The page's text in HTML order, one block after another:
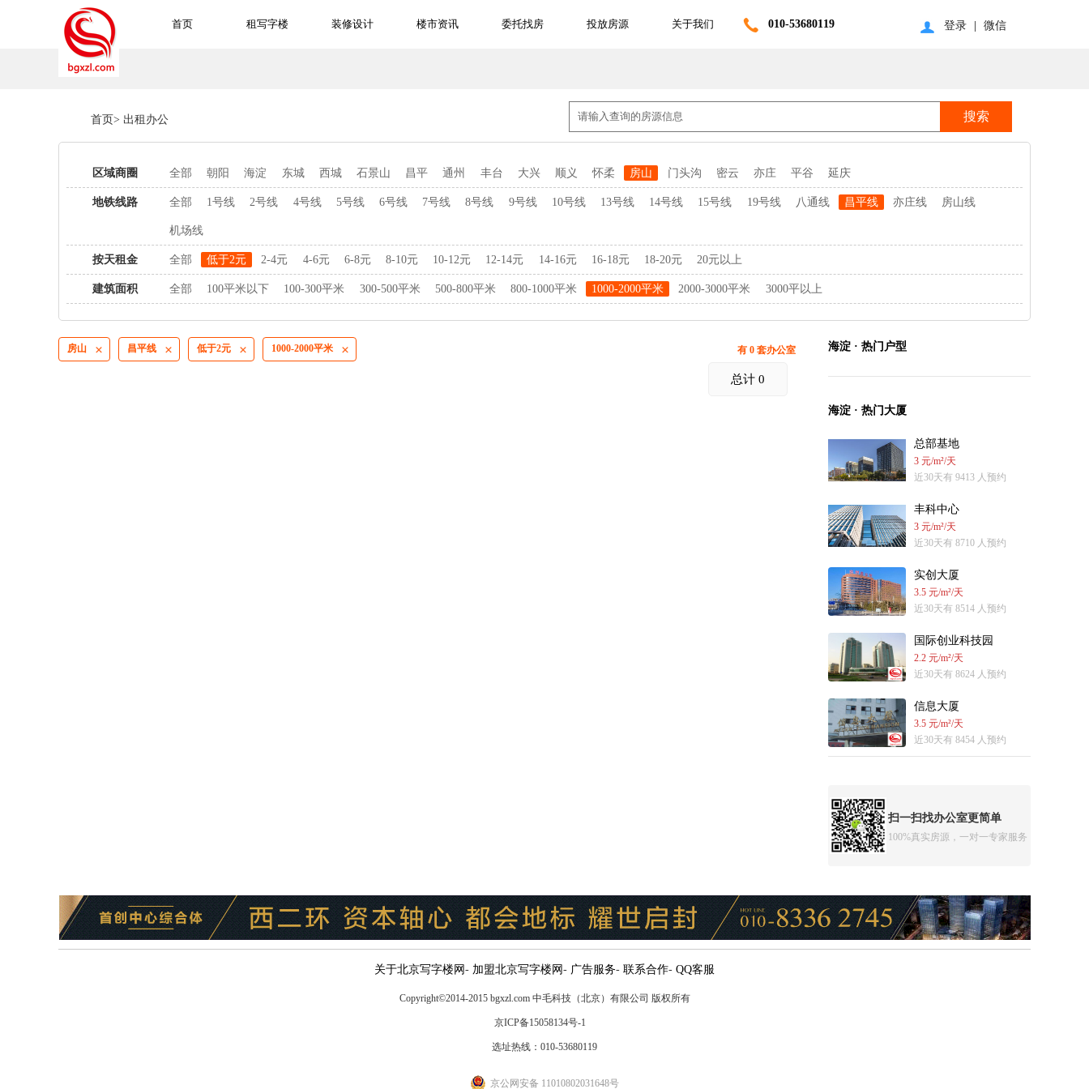
首页 租写字楼 装修设计 楼市资讯 委托找房 投放房源 关于我们 010-53680119 登录 微信
首页> 出租办公
区域商圈 全部 朝阳 海淀 东城 西城 石景山 昌平 通州 丰台 大兴 顺义 怀柔 房山 门头沟 密云 亦庄 平谷 延庆
地铁线路 全部 1号线 2号线 4号线 5号线 6号线 7号线 8号线 9号线 10号线 13号线 14号线 15号线 19号线 八通线 昌平线 亦庄线 房山线
机场线
按天租金 全部 低于2元 2-4元 4-6元 6-8元 8-10元 10-12元 12-14元 14-16元 16-18元 18-20元 20元以上
建筑面积 全部 100平米以下 100-300平米 300-500平米 500-800平米 800-1000平米 1000-2000平米 2000-3000平米 3000平以上
房山  昌平线  低于2元  1000-2000平米  有 0 套办公室
总计 0
海淀 · 热门户型
海淀 · 热门大厦
总部基地
3 元/m²/天
近30天有 9413 人预约
丰科中心
3 元/m²/天
近30天有 8710 人预约
实创大厦
3.5 元/m²/天
近30天有 8514 人预约
国际创业科技园
2.2 元/m²/天
近30天有 8624 人预约
信息大厦
3.5 元/m²/天
近30天有 8454 人预约
扫一扫找办公室更简单
100%真实房源，一对一专家服务
关于北京写字楼网 - 加盟北京写字楼网 - 广告服务- 联系合作- QQ客服
Copyright©2014-2015 bgxzl.com 中毛科技（北京）有限公司 版权所有
京ICP备15058134号-1
选址热线：010-53680119
京公网安备 11010802031648号